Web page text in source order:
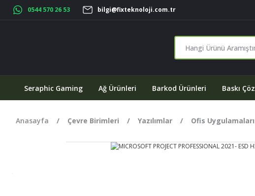
0544 570 26 53 bilgi@fixteknoloji.com.tr
Seraphic Gaming Ağ Ürünleri Barkod Ürünleri Baskı
Anasayfa Çevre Birimleri Yazılımlar Ofis Uygulamaları